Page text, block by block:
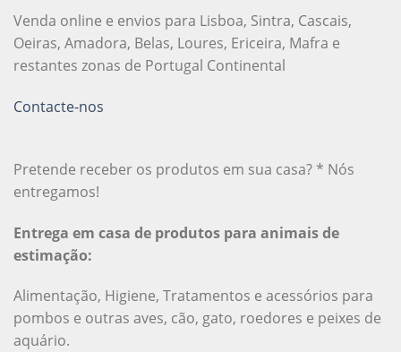
Venda online e envios para Lisboa, Sintra, Cascais,
Oeiras, Amadora, Belas, Loures, Ericeira, Mafra e
restantes zonas de Portugal Continental
Contacte-nos
Pretende receber os produtos em sua casa? * Nós
entregamos!
Entrega em casa de produtos para animais de
estimação:
Alimentação, Higiene, Tratamentos e acessórios para
pombos e outras aves, cão, gato, roedores e peixes de
aquário.